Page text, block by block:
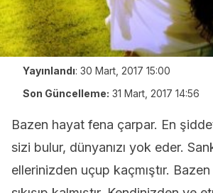
Yayınlandı: 30 Mart, 2017 15:00
Son Güncelleme: 31 Mart, 2017 14:56
Bazen hayat fena çarpar. En
sizi bulur, dünyanızı yok eder.
ellerinizden uçup kaçmıştır.